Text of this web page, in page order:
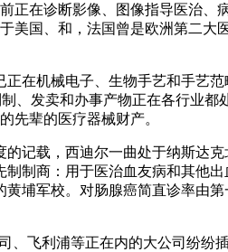
在诊断影像、图像指导医治、
美国、和，法国曾是欧洲第二
机械电子、生物手艺和手艺
、发卖和办事产物正在各行业
先辈的医疗器械财产。
载，西迪尔一曲处于纳斯达
制商：用于医治血友病和其他
埔军校。对肠腺癌简直诊率由
飞利浦等正在内的大公司纷纷